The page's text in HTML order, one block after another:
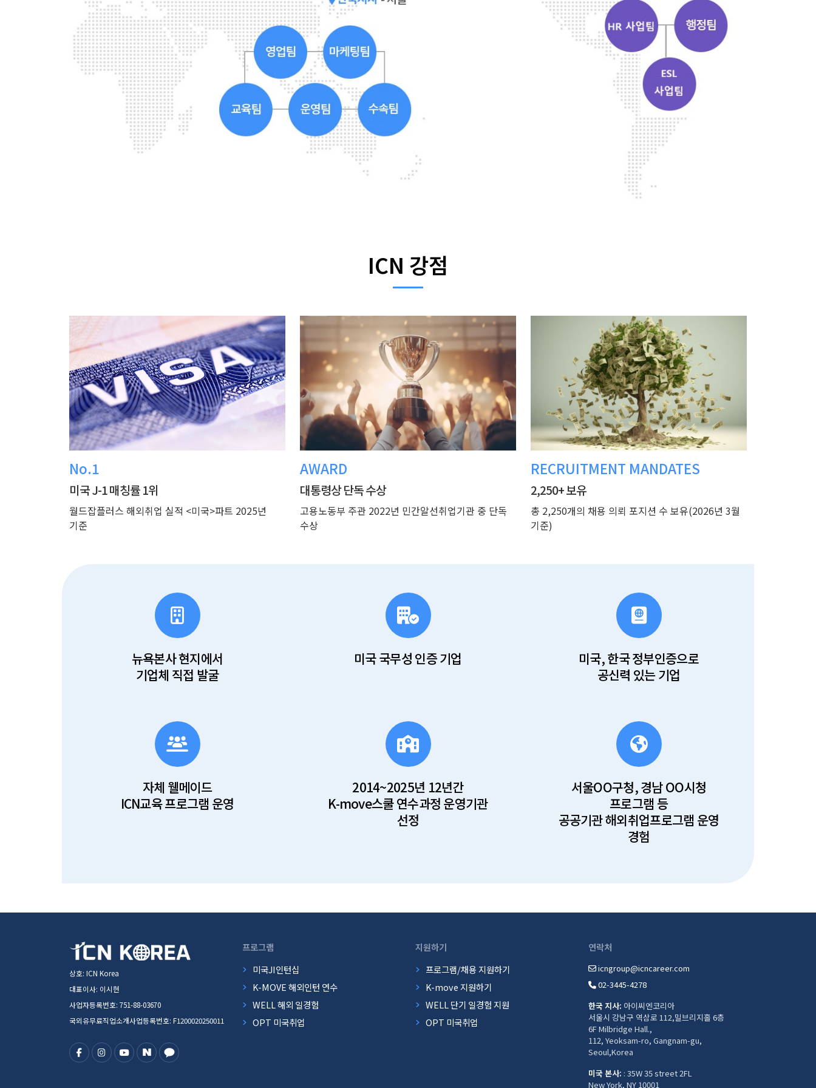
ICN 강점
No.1
미국 J-1 매칭률 1위
월드잡플러스 해외취업 실적 <미국>파트 2025년
기준
AWARD
대통령상 단독 수상
고용노동부 주관 2022년 민간알선취업기관 중 단독
수상
RECRUITMENT MANDATES
2,250+ 보유
총 2,250개의 채용 의뢰 포지션 수 보유(2026년 3월
기준)
뉴욕본사 현지에서
기업체 직접 발굴
미국 국무성 인증 기업
미국, 한국 정부인증으로
공신력 있는 기업
자체 웰메이드
ICN교육 프로그램 운영
2014~2025년 12년간
K-move스쿨 연수과정 운영기관
선정
서울OO구청, 경남 OO시청
프로그램 등
공공기관 해외취업프로그램 운영
경험
상호: ICN Korea
대표이사: 이시현
사업자등록번호: 751-88-03670
국외유무료직업소개사업등록번호: F1200020250011
프로그램
미국JI인턴십
K-MOVE 해외인턴 연수
WELL 해외 일경험
OPT 미국취업
지원하기
프로그램/채용 지원하기
K-move 지원하기
WELL 단기 일경험 지원
OPT 미국취업
연락처
icngroup@icncareer.com
02-3445-4278
한국 지사: 아이씨엔코리아
서울시 강남구 역삼로 112,밀브리지홀 6층
6F Milbridge Hall.,
112, Yeoksam-ro, Gangnam-gu,
Seoul,Korea
미국 본사: : 35W 35 street 2FL
New York, NY 10001